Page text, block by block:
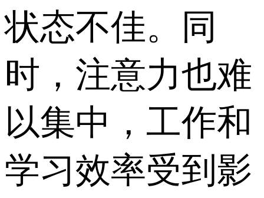
状态不佳。同
时，注意力也难
以集中，工作和
学习效率受到影